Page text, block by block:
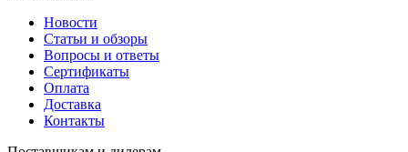
Новости
Статьи и обзоры
Вопросы и ответы
Сертификаты
Оплата
Доставка
Контакты